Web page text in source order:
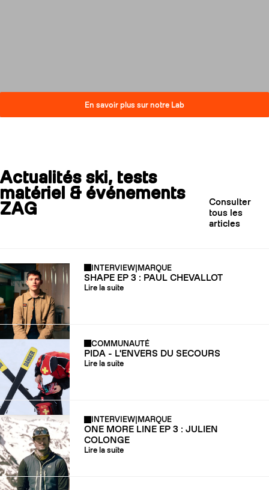
En savoir plus sur notre Lab
Actualités ski, tests
matériel & événements
ZAG
Consulter
tous les
articles
INTERVIEW|MARQUE
SHAPE EP 3 : PAUL CHEVALLOT
Lire la suite
COMMUNAUTÉ
PIDA - L'ENVERS DU SECOURS
Lire la suite
INTERVIEW MARQUE
ONE MORE LINE EP 3 : JULIEN
COLONGE
Lire la suite